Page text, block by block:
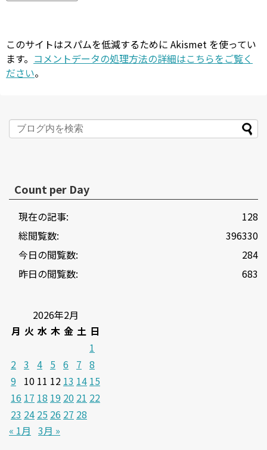
このサイトはスパムを低減するために Akismet を使ってい
ます。 コメントデータの処理方法の詳細はこちらをご覧く
ださい。
Count per Day
128
現在の記事:
396330
総閲覧数:
284
今日の閲覧数:
683
昨日の閲覧数:
2026年2月
月 火 水 木 金 土 日
1
2 3 4 5 6 7 8
9 10 11 12 13 14 15
16 17 18 19 20 21 22
23 24 25 26 27 28
« 1月 3月 »